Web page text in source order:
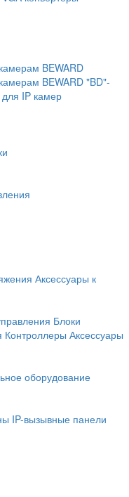
BEWARD
BEWARD "BD"-
IP камер
Аксессуары к
Блоки
Контроллеры Аксессуары
оборудование
IP-вызывные панели